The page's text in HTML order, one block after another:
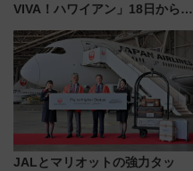
VIVA！ハワイアン」18日から営
ァミリーから大人まで幅広い世
代が一日中楽しる夏のリゾート
を楽しんで
JALとマリオットの強力タッ